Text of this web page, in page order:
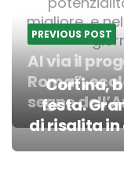
migliore, e
Post
PREVIOUS POST
Al via il
Roma”,
segno
Cortina,
festa.
di risalita in